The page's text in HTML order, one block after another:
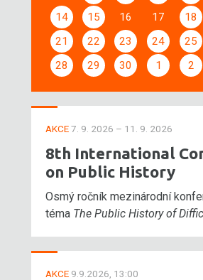
14
15 16 17 18
21
22 23 24 25
28
29 30 1 2
AKCE7. 9. 2026 – 11. 9. 2026
8th International
on Public History
Osmý ročník mezinárodní
téma The Public History of
AKCE 9.9.2026, 13:00